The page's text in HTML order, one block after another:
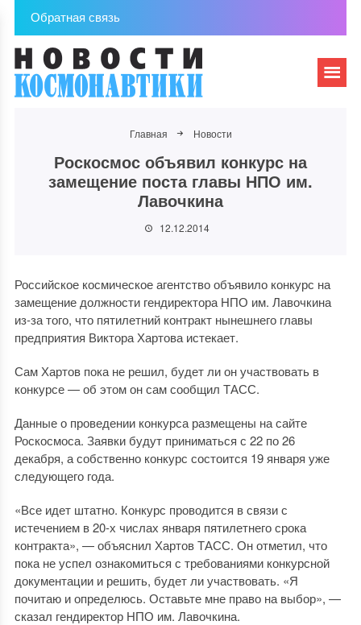
Обратная связь
Главная Новости
Роскосмос объявил конкурс на
замещение поста главы НПО им.
Лавочкина
12.12.2014
Российское космическое агентство объявило конкурс на
замещение должности гендиректора НПО им. Лавочкина
из-за того, что пятилетний контракт нынешнего главы
предприятия Виктора Хартова истекает.
Сам Хартов пока не решил, будет ли он участвовать в
конкурсе — об этом он сам сообщил ТАСС.
Данные о проведении конкурса размещены на сайте
Роскосмоса. Заявки будут приниматься с 22 по 26
декабря, а собственно конкурс состоится 19 января уже
следующего года.
«Все идет штатно. Конкурс проводится в связи с
истечением в 20-х числах января пятилетнего срока
контракта», — объяснил Хартов ТАСС. Он отметил, что
пока не успел ознакомиться с требованиями конкурсной
документации и решить, будет ли участвовать. «Я
почитаю и определюсь. Оставьте мне право на выбор», —
сказал гендиректор НПО им. Лавочкина.